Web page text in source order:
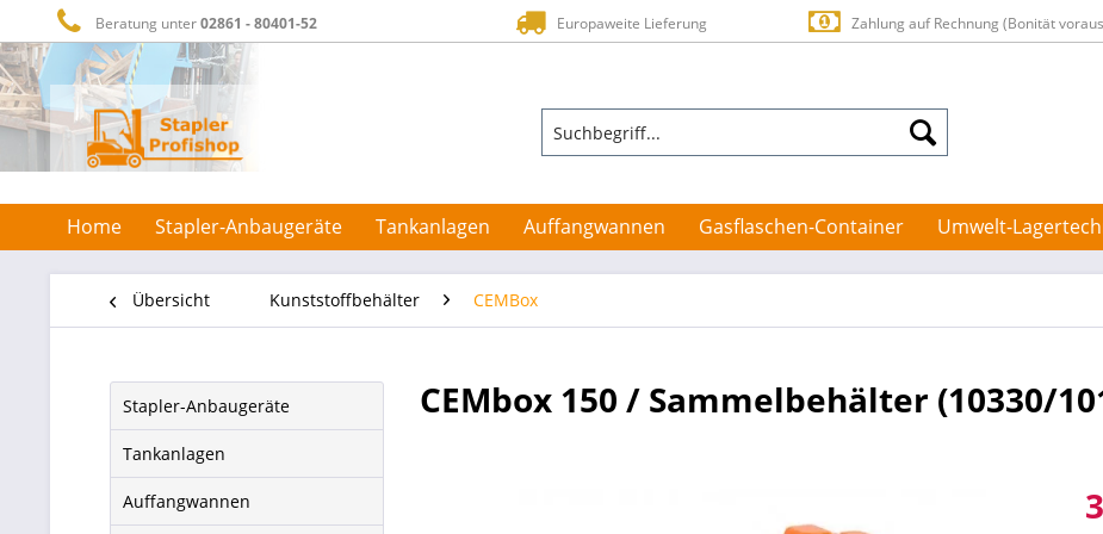
Beratung unter02861 - 80401-52 Europaweite Lieferung Zahlung auf Rechnung (Bonität
Home Stapler-Anbaugeräte Tankanlagen Auffangwannen Gasflaschen-Container Umwelt-
Übersicht Kunststoffbehälter CEMBox
Stapler-Anbaugeräte
Tankanlagen
Auffangwannen
CEMbox 150 / Sammelbehälter (10330/